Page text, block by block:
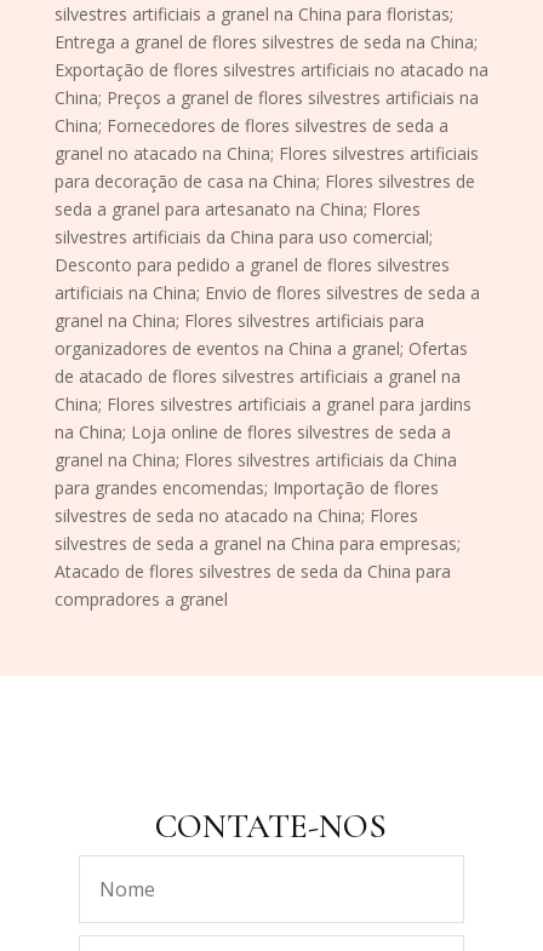
silvestres artificiais a granel na China para floristas;
Entrega a granel de flores silvestres de seda na China;
Exportação de flores silvestres artificiais no atacado na
China; Preços a granel de flores silvestres artificiais na
China; Fornecedores de flores silvestres de seda a
granel no atacado na China; Flores silvestres artificiais
para decoração de casa na China; Flores silvestres de
seda a granel para artesanato na China; Flores
silvestres artificiais da China para uso comercial;
Desconto para pedido a granel de flores silvestres
artificiais na China; Envio de flores silvestres de seda a
granel na China; Flores silvestres artificiais para
organizadores de eventos na China a granel; Ofertas
de atacado de flores silvestres artificiais a granel na
China; Flores silvestres artificiais a granel para jardins
na China; Loja online de flores silvestres de seda a
granel na China; Flores silvestres artificiais da China
para grandes encomendas; Importação de flores
silvestres de seda no atacado na China; Flores
silvestres de seda a granel na China para empresas;
Atacado de flores silvestres de seda da China para
compradores a granel
CONTATE-NOS